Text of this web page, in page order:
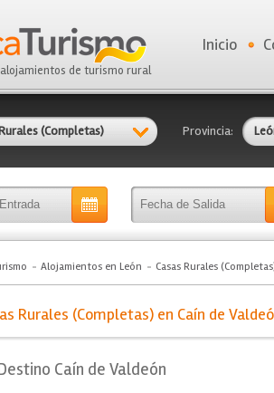
de turismo rural
Inicio
(Completas) Provincia:
Alojamientos en León Casas Rurales
Rurales (Completas) en Caín de
Caín de Valdeón